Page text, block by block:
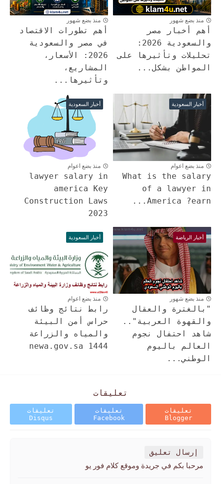
منذ بضع شهور
أهم أخبار مصر
والسعودية 2026:
تحليلات وتأثيرها على
المواطن بشكل...
منذ بضع شهور
أهم تطورات الاقتصاد
في مصر والسعودية
2026: الأسعار،
المشاريع،
وتأثيرها...
أخبار السعودية
منذ بضع اعوام
What is the salary
of a lawyer in
America ?earn...
أخبار السعودية
منذ بضع اعوام
lawyer salary in
america Key
Construction Laws
2023
أخبار الرياضة
منذ بضع شهور
"بالغترة والعقال
والقهوة العربية"..
شاهد احتفال نجوم
العالم باليوم
الوطني...
أخبار السعودية
منذ بضع اعوام
رابط نتائج وظائف
حراس أمن البيئة
والمياه والزراعة
1444 newa.gov.sa
تعليقات
تعليقات
Blogger
تعليقات
Facebook
تعليقات
Disqus
إرسال تعليق
مرحبا بكم في جريدة وموقع كلام فور يو